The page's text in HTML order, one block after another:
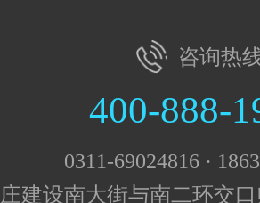
咨询热
400-888-
0311-69024816 ·
建设南大街与南二环交